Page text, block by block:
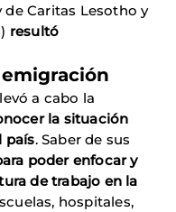
de Caritas Lesotho y
resultó
a cabo la
la situación
país. Saber de sus
poder enfocar y
de trabajo en la
hospitales,